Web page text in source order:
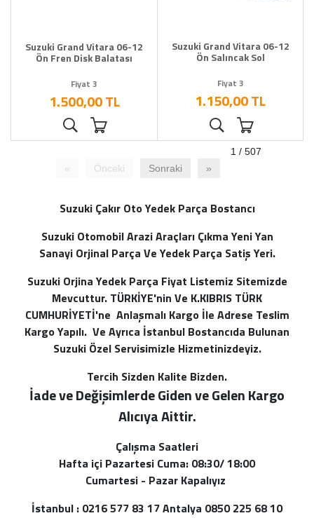
Suzuki Grand Vitara 06-12
Ön Fren Disk Balatası
Fiyat 3
1.500,00 TL
Suzuki Grand Vitara 06-12
Ön Salıncak Sol
Fiyat 3
1.150,00 TL
« Önceki Sonraki »
1 / 507
Suzuki Çakır Oto Yedek Parça Bostancı
Suzuki Otomobil Arazi Araçları Çıkma Yeni Yan
Sanayi Orjinal Parça Ve Yedek Parça Satiş Yeri.
Suzuki Orjina Yedek Parça Fiyat Listemiz Sitemizde
Mevcuttur. TÜRKİYE'nin Ve K.KIBRIS TÜRK
CUMHURİYETİ'ne Anlaşmalı Kargo İle Adrese Teslim
Kargo Yapılı. Ve Ayrıca İstanbul Bostancıda Bulunan
Suzuki Özel Servisimizle Hizmetinizdeyiz.
Tercih Sizden Kalite Bizden.
İade ve Değişimlerde Giden ve Gelen Kargo
Alıcıya Aittir.
Çalışma Saatleri
Hafta içi Pazartesi Cuma: 08:30/ 18:00
Cumartesi - Pazar Kapalıyız
İstanbul : 0216 577 83 17 Antalya 0850 225 68 10